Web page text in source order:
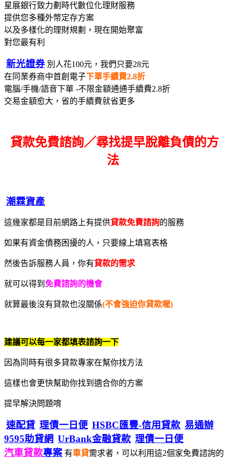
星展銀行致力劃時代數位化理財服務
提供您多種外幣定存方案
以及多樣化的理財規劃，現在開始聚富
對您最有利
新光證券 別人花100元，我們只要28元
在同業券商中首創電子下單手續費2.8折
電腦/手機/語音下單 -不限金額通通手續費2.8折
交易金額愈大，省的手續費就省更多
貸款免費諮詢／尋找提早脫離負債的方
法
潮霖資產
這幾家都是目前網路上有提供貸款免費諮詢的服務
如果有資金債務困擾的人，只要線上填寫表格
然後告訴服務人員，你有貸款的需求
就可以得到 免費諮詢的機會
就算最後沒有貸款也沒關係(不會強迫你貸款喔)
建議可以每一家都填表諮詢一下
因為同時有很多貸款專家在幫你找方法
這樣也會更快幫助你找到適合你的方案
提早解決問題唷
速配貸 理債一日便 HSBC匯豐-信用貸款 易通辦
9595助貸網 UrBank金融貸款 理債一日便
汽車貸款專案 有車貸需求者，可以利用這2個家免費諮詢的